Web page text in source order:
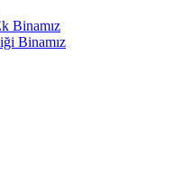
Binamız
Binamız